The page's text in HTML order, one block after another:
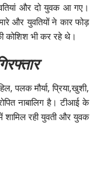
और दो युवक आ गए।
और युवतियों ने कार फोड़
कोशिश भी कर रहे थे।
पलक मौर्या, प्रिया,खुशी,
नाबालिग है। टीआई के
शामिल रही युवती और युवक